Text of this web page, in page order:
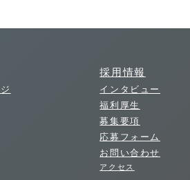
採用情報
インタビュー
福利厚生
募集要項
応募フォーム
お問い合わせ
アクセス